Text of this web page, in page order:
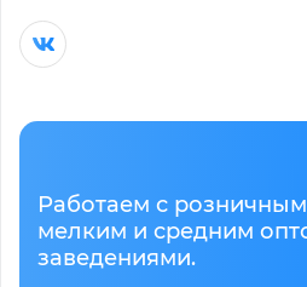
Работаем с
мелким и средним
заведениями.